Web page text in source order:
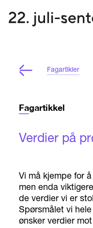
Fagartikler
Fagartikkel
Verdier på
Vi må kjempe for
men enda
de verdier vi er
Spørsmålet vi
ønsker verdier